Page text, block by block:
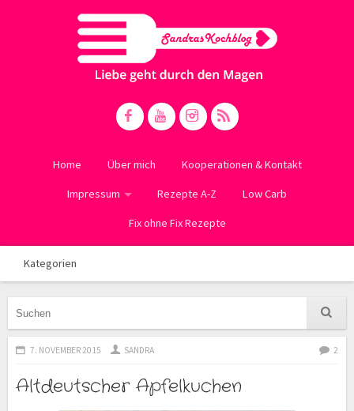
Home Über mich Kooperationen & Kontakt
Impressum Rezepte A-Z Low Carb
Fix ohne Fix Rezepte
Kategorien
7. NOVEMBER 2015 SANDRA 2
Altdeutscher Apfelkuchen